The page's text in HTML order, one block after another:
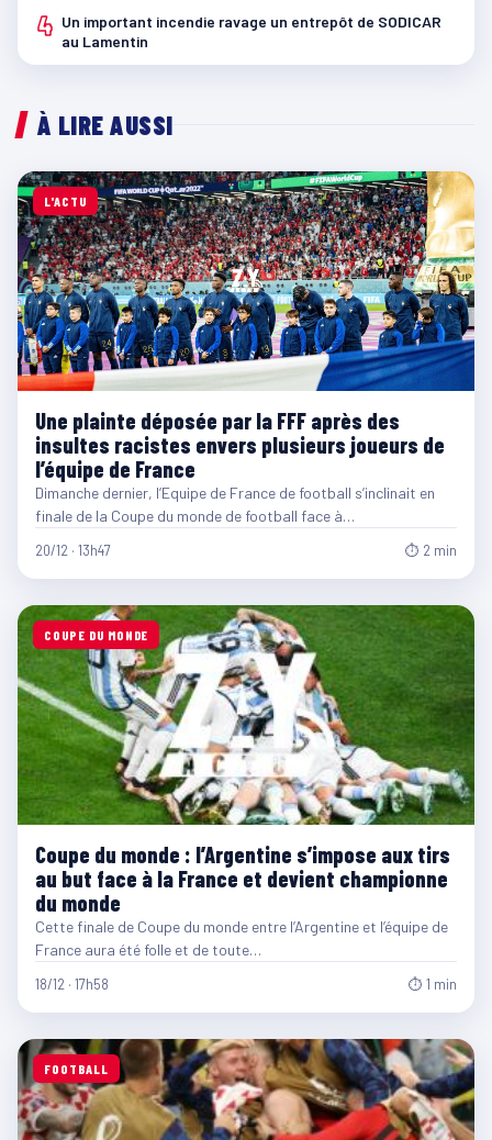
4 Un important incendie ravage un entrepôt de SODICAR
au Lamentin
À LIRE AUSSI
L'ACTU
Une plainte déposée par la FFF après des
insultes racistes envers plusieurs joueurs de
l’équipe de France
Dimanche dernier, l’Equipe de France de football s’inclinait en
finale de la Coupe du monde de football face à…
20/12 · 13h47 ⏱ 2 min
COUPE DU MONDE
Coupe du monde : l’Argentine s’impose aux tirs
au but face à la France et devient championne
du monde
Cette finale de Coupe du monde entre l’Argentine et l’équipe de
France aura été folle et de toute…
18/12 · 17h58 ⏱ 1 min
FOOTBALL